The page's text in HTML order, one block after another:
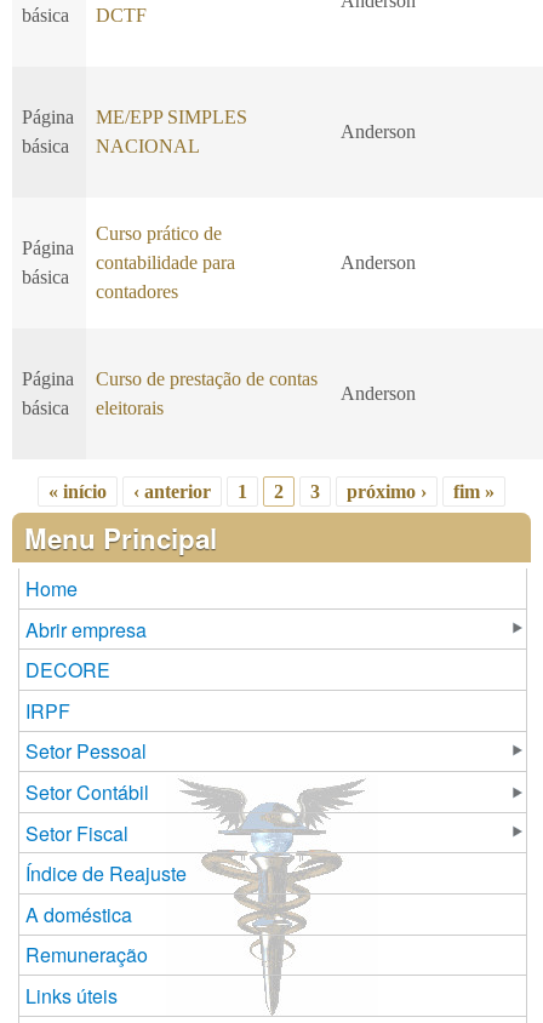
básica DCTF
Página
básica
ME/EPP SIMPLES
NACIONAL
Anderson
Página
básica
Curso prático de
contabilidade para
contadores
Anderson
Página
básica
Curso de prestação de contas
eleitorais
Anderson
Páginas
« início ‹ anterior 1 2 3 próximo › fim »
Menu Principal
Home
Abrir empresa
DECORE
IRPF
Setor Pessoal
Setor Contábil
Setor Fiscal
Índice de Reajuste
A doméstica
Remuneração
Links úteis